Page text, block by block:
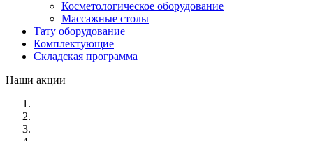
Косметологическое оборудование
Массажные столы
Тату оборудование
Комплектующие
Складская программа
Наши акции